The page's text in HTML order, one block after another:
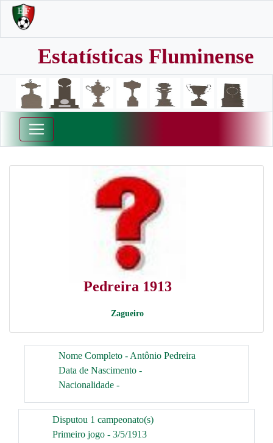
Estatísticas Fluminense
Pedreira 1913
Zagueiro
Nome Completo - Antônio Pedreira
Data de Nascimento -
Nacionalidade -
Disputou 1 campeonato(s)
Primeiro jogo - 3/5/1913